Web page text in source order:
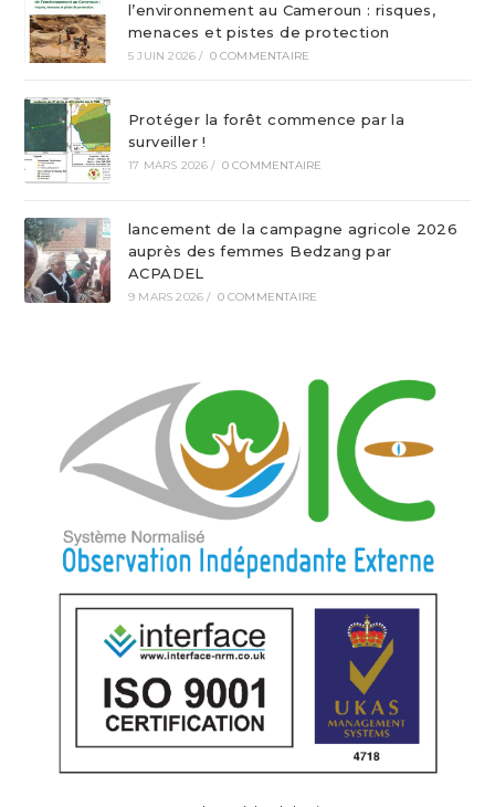
l’environnement au Cameroun : risques,
menaces et pistes de protection
5 JUIN 2026 / 0 COMMENTAIRE
Protéger la forêt commence par la
surveiller !
17 MARS 2026 / 0 COMMENTAIRE
lancement de la campagne agricole 2026
auprès des femmes Bedzang par
ACPADEL
9 MARS 2026 / 0 COMMENTAIRE